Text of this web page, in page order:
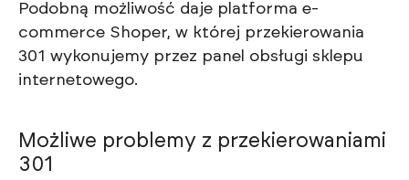
Podobną możliwość daje platforma e-
commerce Shoper, w której przekierowania
301 wykonujemy przez panel obsługi sklepu
internetowego.
Możliwe problemy z przekierowaniami
301